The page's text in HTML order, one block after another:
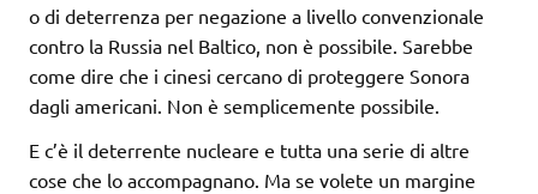
o di deterrenza per negazione a livello convenzionale
contro la Russia nel Baltico, non è possibile. Sarebbe
come dire che i cinesi cercano di proteggere Sonora
dagli americani. Non è semplicemente possibile.
E c’è il deterrente nucleare e tutta una serie di altre
cose che lo accompagnano. Ma se volete un margine